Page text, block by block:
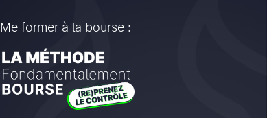
Me former à la bourse :